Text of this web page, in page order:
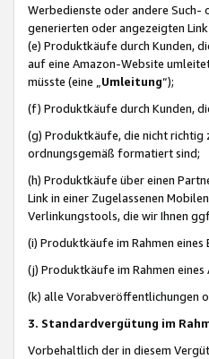
Werbedienste oder andere Such-
generierten oder angezeigten
(e) Produktkäufe durch Kunden,
auf eine Amazon-Website
müsste (eine „ Umleitung“);
(f) Produktkäufe durch Kunden,
(g) Produktkäufe, die nicht richtig
ordnungsgemäß formatiert sind;
(h) Produktkäufe über einen
Link in einer Zugelassenen
Verlinkungstools, die wir Ihnen
(i) Produktkäufe im Rahmen
(j) Produktkäufe im Rahmen
(k) alle Vorabveröffentlichungen
3. Standardvergütung im
Vorbehaltlich der in diesem